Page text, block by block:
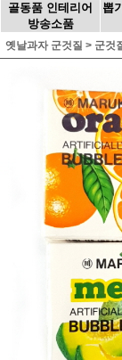
골동품 인테리어
방송소품
뽑
옛날과자 군것질 > 군것